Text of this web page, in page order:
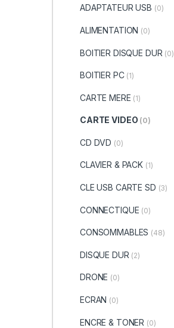
ADAPTATEUR USB (0)
ALIMENTATION (0)
BOITIER DISQUE DUR (0)
BOITIER PC (1)
CARTE MERE (1)
CARTE VIDEO (0)
CD DVD (0)
CLAVIER & PACK (1)
CLE USB CARTE SD (3)
CONNECTIQUE (0)
CONSOMMABLES (48)
DISQUE DUR (2)
DRONE (0)
ECRAN (0)
ENCRE & TONER (0)